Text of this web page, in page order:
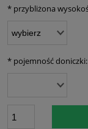
* przybliżona
* pojemność doniczki: